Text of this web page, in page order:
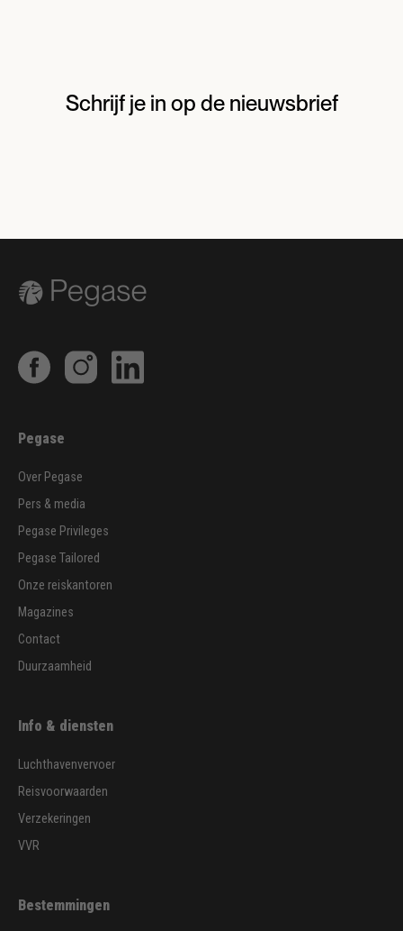
Schrijf je in op de nieuwsbrief
Pegase
Over Pegase
Pers & media
Pegase Privileges
Pegase Tailored
Onze reiskantoren
Magazines
Contact
Duurzaamheid
Info & diensten
Luchthavenvervoer
Reisvoorwaarden
Verzekeringen
VVR
Bestemmingen